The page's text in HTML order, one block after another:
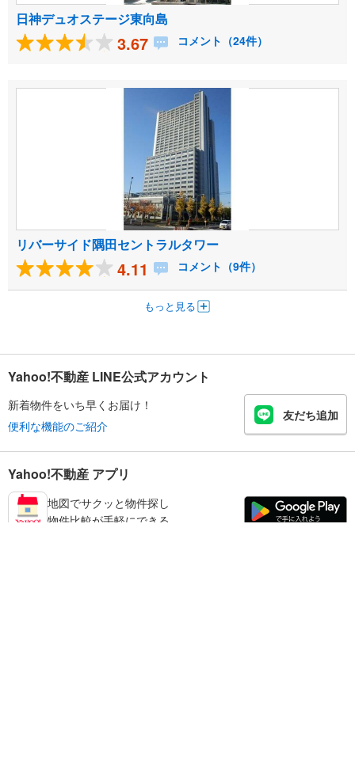
日神デュオステージ東向島
3.67 コメント（24件）
リバーサイド隅田セントラルタワー
4.11 コメント（9件）
もっと見る
Yahoo!不動産 LINE公式アカウント
新着物件をいち早くお届け！
便利な機能のご紹介
友だち追加
Yahoo!不動産 アプリ
地図でサクッと物件探し
物件比較が手軽にできる